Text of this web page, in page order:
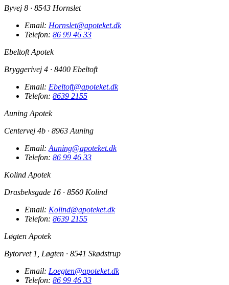
Byvej 8 · 8543 Hornslet
Email: Hornslet@apoteket.dk
Telefon: 86 99 46 33
Ebeltoft Apotek
Bryggerivej 4 · 8400 Ebeltoft
Email: Ebeltoft@apoteket.dk
Telefon: 8639 2155
Auning Apotek
Centervej 4b · 8963 Auning
Email: Auning@apoteket.dk
Telefon: 86 99 46 33
Kolind Apotek
Drasbeksgade 16 · 8560 Kolind
Email: Kolind@apoteket.dk
Telefon: 8639 2155
Løgten Apotek
Bytorvet 1, Løgten · 8541 Skødstrup
Email: Loegten@apoteket.dk
Telefon: 86 99 46 33